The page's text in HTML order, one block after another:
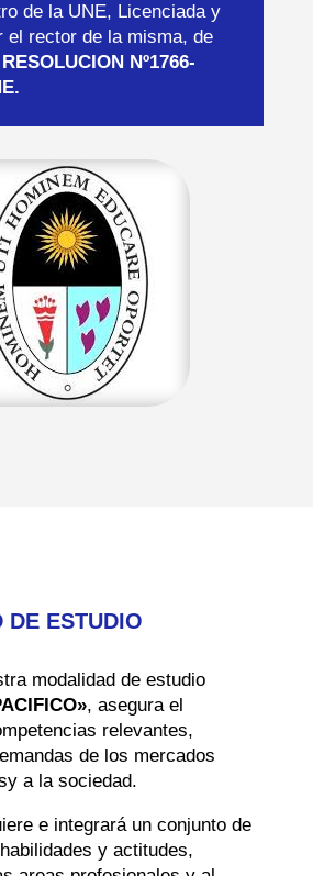
de la UNE, Licenciada y
el rector de la misma, de
RESOLUCION Nº1766-
DE ESTUDIO
modalidad de estudio
, asegura el
relevantes,
de los mercados
a la sociedad.
e integrará un conjunto de
y actitudes,